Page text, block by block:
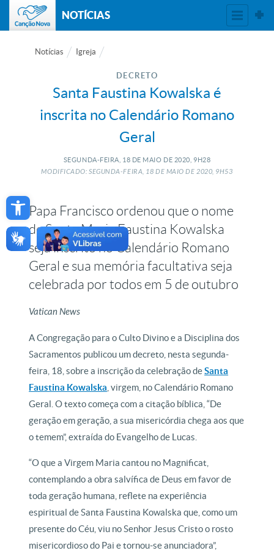
Open toolbar
NOTÍCIAS
Notícias Igreja
DECRETO
Santa Faustina Kowalska é
inscrita no Calendário Romano
Geral
SEGUNDA-FEIRA, 18 DE MAIO DE 2020, 9H28
MODIFICADO: SEGUNDA-FEIRA, 18 DE MAIO DE2020, 9H53
Papa Francisco ordenou que o nome
de Santa Maria Faustina Kowalska
seja inscrito no Calendário Romano
Geral e sua memória facultativa seja
celebrada por todos em 5 de outubro
Vatican News
A Congregação para o Culto Divino e a Disciplina dos
Sacramentos publicou um decreto, nesta segunda-
feira, 18, sobre a inscrição da celebração deSanta
Faustina Kowalska , virgem, no Calendário Romano
Geral. O texto começa com a citação bíblica, “De
geração em geração, a sua misericórdia chega aos que
o temem”, extraída do Evangelho de Lucas.
“O que a Virgem Maria cantou no Magnificat,
contemplando a obra salvífica de Deus em favor de
toda geração humana, reflete na experiência
espiritual de Santa Faustina Kowalska que, como um
presente do Céu, viu no Senhor Jesus Cristo o rosto
misericordioso do Pai e tornou-se anunciadora”,